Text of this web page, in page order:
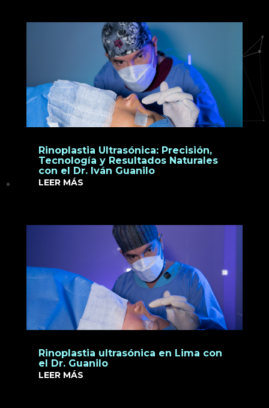
Rinoplastia Ultrasónica: Precisión,
Tecnología y Resultados Naturales
con el Dr. Iván Guanilo
LEER MÁS
Rinoplastia ultrasónica en Lima con
el Dr. Guanilo
LEER MÁS